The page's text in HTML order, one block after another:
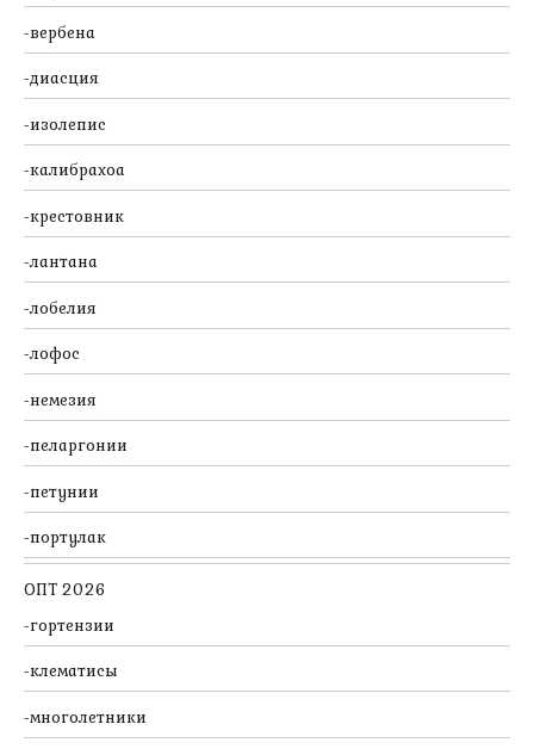
вербена
диасция
изолепис
калибрахоа
крестовник
лантана
лобелия
лофос
немезия
пеларгонии
петунии
портулак
ОПТ 2026
гортензии
клематисы
многолетники